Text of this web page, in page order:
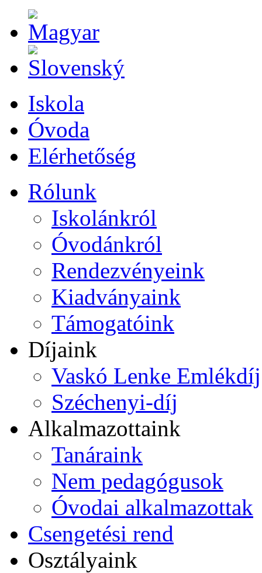
Iskola
Óvoda
Elérhetőség
Rólunk
Iskolánkról
Óvodánkról
Rendezvényeink
Kiadványaink
Támogatóink
Díjaink
Vaskó Lenke Emlékdíj
Széchenyi-díj
Alkalmazottaink
Tanáraink
Nem pedagógusok
Óvodai alkalmazottak
Csengetési rend
Osztályaink